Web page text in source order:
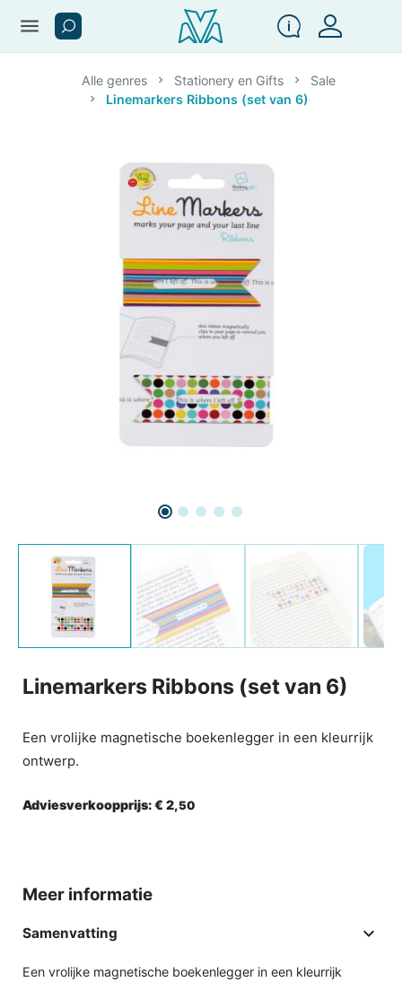
menu
Alle genres Stationery en Gifts
Sale
Linemarkers Ribbons (set van 6)
Linemarkers Ribbons (set van 6)
Een vrolijke magnetische boekenlegger in een kleurrijk
ontwerp.
Adviesverkoopprijs:€ 2,50
Meer informatie
Samenvatting 
Een vrolijke magnetische boekenlegger in een kleurrijk